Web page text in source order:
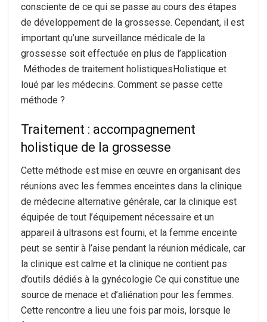
consciente de ce qui se passe au cours des étapes
de développement de la grossesse. Cependant, il est
important qu’une surveillance médicale de la
grossesse soit effectuée en plus de l’application
Méthodes de traitement holistiquesHolistique et
loué par les médecins. Comment se passe cette
méthode ?
Traitement : accompagnement
holistique de la grossesse
Cette méthode est mise en œuvre en organisant des
réunions avec les femmes enceintes dans la clinique
de médecine alternative générale, car la clinique est
équipée de tout l’équipement nécessaire et un
appareil à ultrasons est fourni, et la femme enceinte
peut se sentir à l’aise pendant la réunion médicale, car
la clinique est calme et la clinique ne contient pas
d’outils dédiés à la gynécologie Ce qui constitue une
source de menace et d’aliénation pour les femmes.
Cette rencontre a lieu une fois par mois, lorsque le